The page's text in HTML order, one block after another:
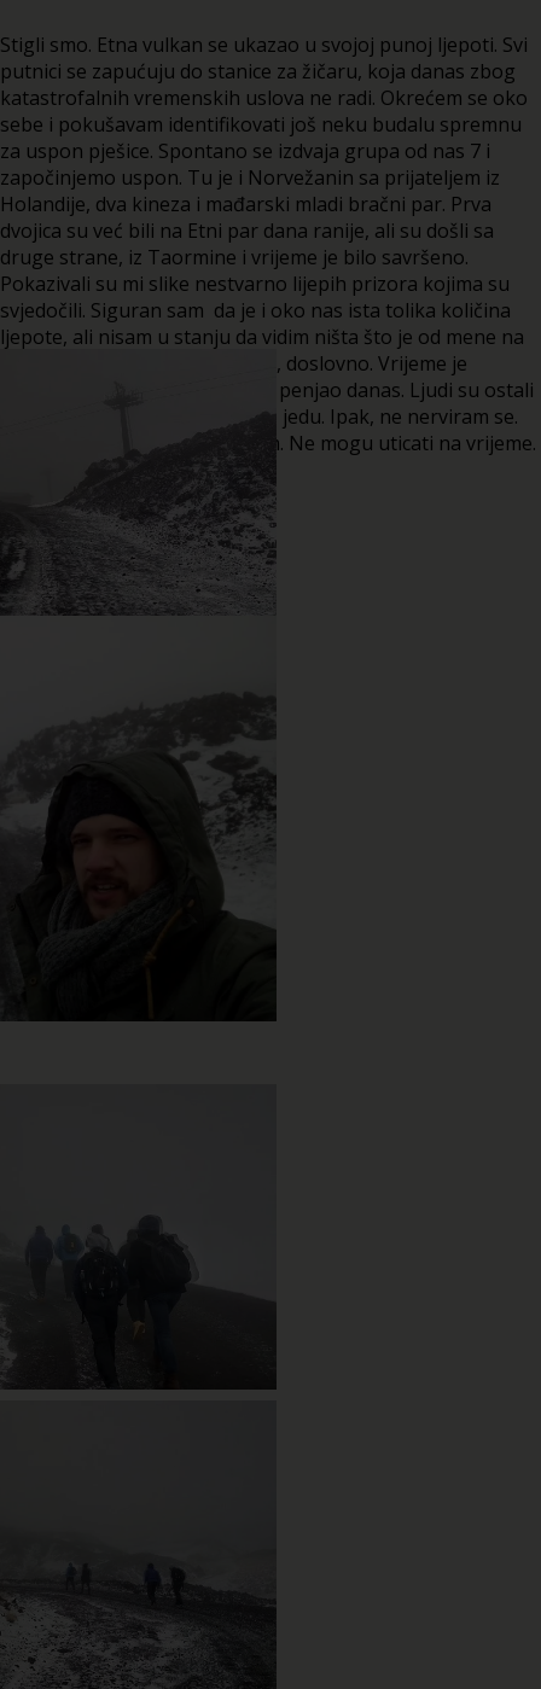
Stigli smo. Etna vulkan se ukazao u svojoj punoj ljepoti. Svi
putnici se zapućuju do stanice za žičaru, koja danas zbog
katastrofalnih vremenskih uslova ne radi. Okrećem se oko
sebe i pokušavam identifikovati još neku budalu spremnu
za uspon pješice. Spontano se izdvaja grupa od nas 7 i
započinjemo uspon. Tu je i Norvežanin sa prijateljem iz
Holandije, dva kineza i mađarski mladi bračni par. Prva
dvojica su već bili na Etni par dana ranije, ali su došli sa
druge strane, iz Taormine i vrijeme je bilo savršeno.
Pokazivali su mi slike nestvarno lijepih prizora kojima su
svjedočili. Siguran sam da je i oko nas ista tolika količina
ljepote, ali nisam u stanju da vidim ništa što je od mene na
većoj udaljenosti od 10 metara, doslovno. Vrijeme je
pakleno. Niko se osim nas nije penjao danas. Ljudi su ostali
na domu, piju vino, sankaju se, jedu. Ipak, ne nerviram se.
Šta sad mogu, tu sam gdje sam. Ne mogu uticati na vrijeme.